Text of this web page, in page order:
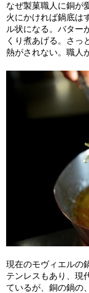
なぜ製菓職人に銅が
火にかければ鍋底は
ル状になる。バター
くり煮あげる。さっ
熱がされない。職人
現在のモヴィエルの
テンレスもあり、現
ているが、銅の鍋の